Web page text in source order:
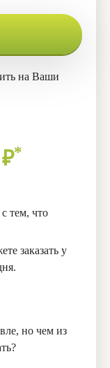
на Ваши
₽*
тем, что
заказать у
но чем из